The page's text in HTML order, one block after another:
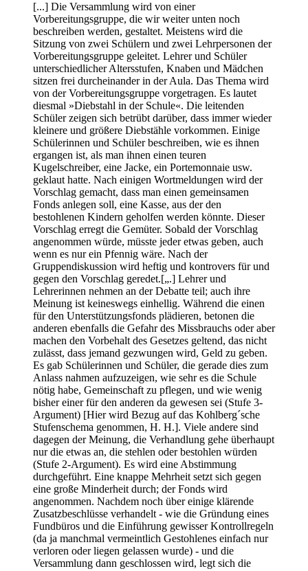
[...] Die Versammlung wird von einer
Vorbereitungsgruppe, die wir weiter unten noch
beschreiben werden, gestaltet. Meistens wird die
Sitzung von zwei Schülern und zwei Lehrpersonen der
Vorbereitungsgruppe geleitet. Lehrer und Schüler
unterschiedlicher Altersstufen, Knaben und Mädchen
sitzen frei durcheinander in der Aula. Das Thema wird
von der Vorbereitungsgruppe vorgetragen. Es lautet
diesmal »Diebstahl in der Schule«. Die leitenden
Schüler zeigen sich betrübt darüber, dass immer wieder
kleinere und größere Diebstähle vorkommen. Einige
Schülerinnen und Schüler beschreiben, wie es ihnen
ergangen ist, als man ihnen einen teuren
Kugelschreiber, eine Jacke, ein Portemonnaie usw.
geklaut hatte. Nach einigen Wortmeldungen wird der
Vorschlag gemacht, dass man einen gemeinsamen
Fonds anlegen soll, eine Kasse, aus der den
bestohlenen Kindern geholfen werden könnte. Dieser
Vorschlag erregt die Gemüter. Sobald der Vorschlag
angenommen würde, müsste jeder etwas geben, auch
wenn es nur ein Pfennig wäre. Nach der
Gruppendiskussion wird heftig und kontrovers für und
gegen den Vorschlag geredet.[„.] Lehrer und
Lehrerinnen nehmen an der Debatte teil; auch ihre
Meinung ist keineswegs einhellig. Während die einen
für den Unterstützungsfonds plädieren, betonen die
anderen ebenfalls die Gefahr des Missbrauchs oder aber
machen den Vorbehalt des Gesetzes geltend, das nicht
zulässt, dass jemand gezwungen wird, Geld zu geben.
Es gab Schülerinnen und Schüler, die gerade dies zum
Anlass nahmen aufzuzeigen, wie sehr es die Schule
nötig habe, Gemeinschaft zu pflegen, und wie wenig
bisher einer für den anderen da gewesen sei (Stufe 3-
Argument) [Hier wird Bezug auf das Kohlberg´sche
Stufenschema genommen, H. H.]. Viele andere sind
dagegen der Meinung, die Verhandlung gehe überhaupt
nur die etwas an, die stehlen oder bestohlen würden
(Stufe 2-Argument). Es wird eine Abstimmung
durchgeführt. Eine knappe Mehrheit setzt sich gegen
eine große Minderheit durch; der Fonds wird
angenommen. Nachdem noch über einige klärende
Zusatzbeschlüsse verhandelt - wie die Gründung eines
Fundbüros und die Einführung gewisser Kontrollregeln
(da ja manchmal vermeintlich Gestohlenes einfach nur
verloren oder liegen gelassen wurde) - und die
Versammlung dann geschlossen wird, legt sich die